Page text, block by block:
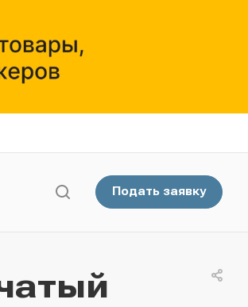
Подать заявку